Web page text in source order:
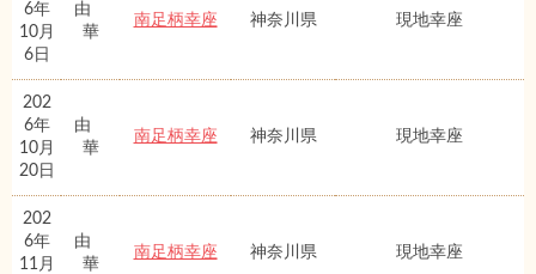
6年
10月
6日
由
華
南足柄幸座 神奈川県 現地幸座
202
6年
10月
20日
由
華
南足柄幸座 神奈川県 現地幸座
202
6年
11月
由
華
南足柄幸座 神奈川県 現地幸座